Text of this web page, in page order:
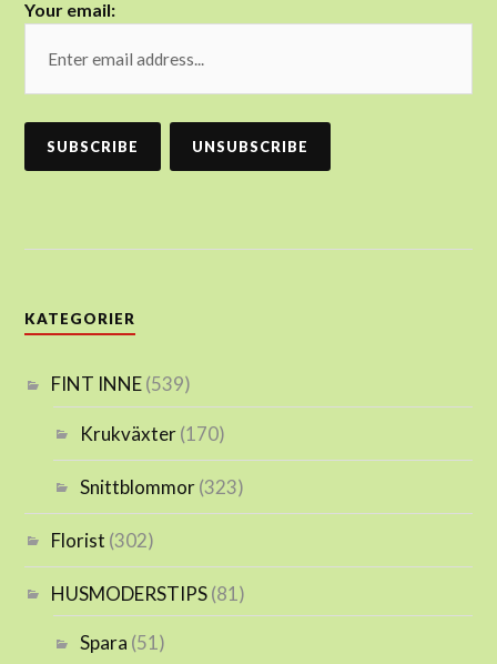
Your email:
KATEGORIER
FINT INNE(539)
Krukväxter(170)
Snittblommor(323)
Florist (302)
HUSMODERSTIPS(81)
Spara (51)